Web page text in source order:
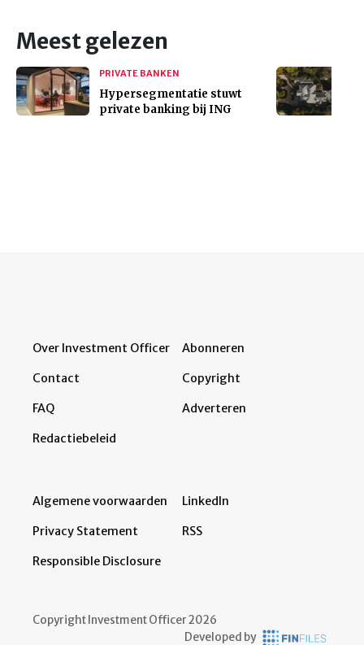
Meest gelezen
PRIVATE BANKEN
Hypersegmentatie stuwt
private banking bij ING
Over Investment Officer
Contact
FAQ
Redactiebeleid
Abonneren
Copyright
Adverteren
Algemene voorwaarden
Privacy Statement
Responsible Disclosure
LinkedIn
RSS
Copyright Investment Officer 2026
Developed by